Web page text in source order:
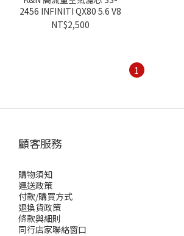
2456 INFINITI QX80 5.6 V8
NT$2,500
1
顧客服務
購物須知
運送政策
付款/購買方式
退換貨政策
條款與細則
同行店家聯絡窗口